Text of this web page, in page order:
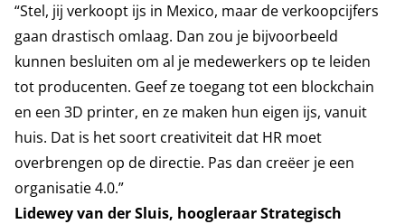
“Stel, jij verkoopt ijs in Mexico, maar de verkoopcijfers
gaan drastisch omlaag. Dan zou je bijvoorbeeld
kunnen besluiten om al je medewerkers op te leiden
tot producenten. Geef ze toegang tot een blockchain
en een 3D printer, en ze maken hun eigen ijs, vanuit
huis. Dat is het soort creativiteit dat HR moet
overbrengen op de directie. Pas dan creëer je een
organisatie 4.0.”
Lidewey van der Sluis, hoogleraar Strategisch